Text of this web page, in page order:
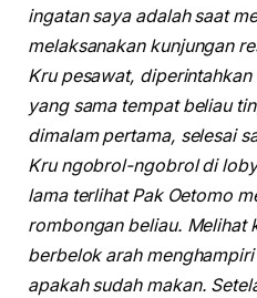
ingatan saya adalah saat
melaksanakan kunjungan
Kru pesawat,
yang sama tempat beliau
dimalam pertama, selesai
Kru ngobrol-ngobrol di
lama terlihat Pak Oetomo
rombongan beliau. Melihat
berbelok arah
apakah sudah makan.